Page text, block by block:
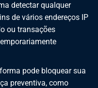
detectar qualquer
de vários endereços IP
ou transações
pode bloquear sua
preventiva, como